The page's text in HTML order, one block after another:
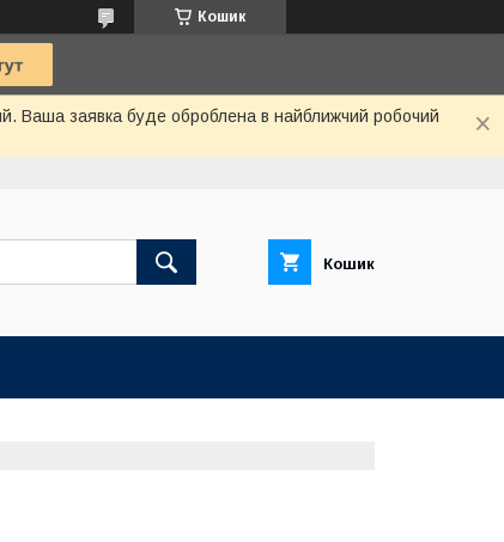
Кошик
Ваша заявка буде оброблена в найближчий робочий
Кошик